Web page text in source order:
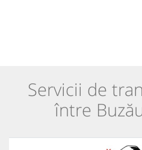
Servicii de
între